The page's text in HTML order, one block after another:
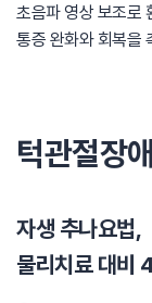
초음파 영상 보조로
통증 완화와 회복을
턱관절장
자생 추나요법,
물리치료 대비